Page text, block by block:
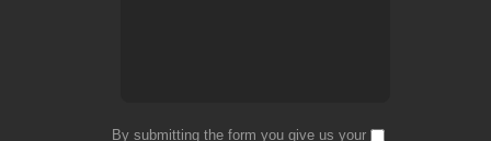
By submitting the form you give us your